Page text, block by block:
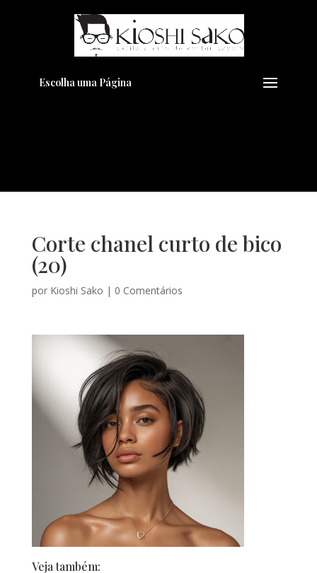
Escolha uma Página
Corte chanel curto de bico
(20)
por Kioshi Sako | 0 Comentários
Veja também:
Pensando em transformar seu
Visual??